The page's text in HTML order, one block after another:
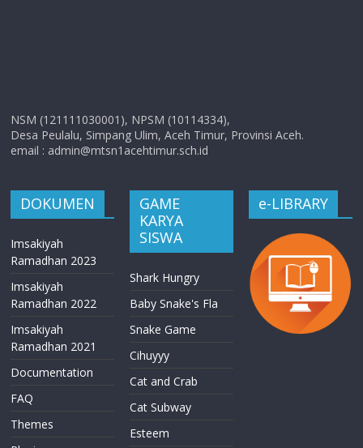
NSM (121111030001), NPSM (10114334),
Desa Peulalu, Simpang Ulim, Aceh Timur, Provinsi Aceh.
email : admin@mtsn1acehtimur.sch.id
DOKUMEN
Imsakiyah
Ramadhan 2023
Imsakiyah
Ramadhan 2022
Imsakiyah
Ramadhan 2021
Documentation
FAQ
Themes
GAME
KARYA
SISWA
Shark Hungry
Baby Snake's Fla
Snake Game
Cihuyyy
Cat and Crab
Cat Subway
Esteem
e-LIBRARY